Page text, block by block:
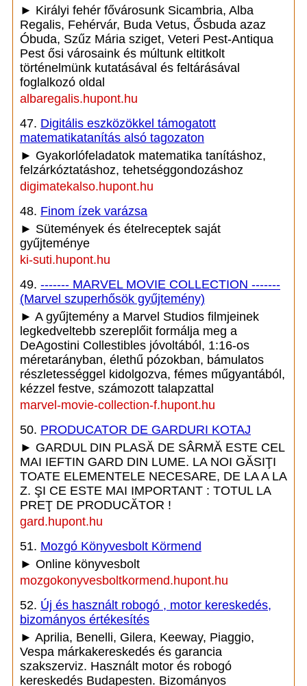
► Királyi fehér fővárosunk Sicambria, Alba
Regalis, Fehérvár, Buda Vetus, Ősbuda azaz
Óbuda, Szűz Mária sziget, Veteri Pest-Antiqua
Pest ősi városaink és múltunk eltitkolt
történelmünk kutatásával és feltárásával
foglalkozó oldal
albaregalis.hupont.hu
47. Digitális eszközökkel támogatott
matematikatanítás alsó tagozaton
► Gyakorlófeladatok matematika tanításhoz,
felzárkóztatáshoz, tehetséggondozáshoz
digimatekalso.hupont.hu
48. Finom ízek varázsa
► Sütemények és ételreceptek saját
gyűjteménye
ki-suti.hupont.hu
49. ------- MARVEL MOVIE COLLECTION -------
(Marvel szuperhősök gyűjtemény)
► A gyűjtemény a Marvel Studios filmjeinek
legkedveltebb szereplőit formálja meg a
DeAgostini Collestibles jóvoltából, 1:16-os
méretarányban, élethű pózokban, bámulatos
részletességgel kidolgozva, fémes műgyantából,
kézzel festve, számozott talapzattal
marvel-movie-collection-f.hupont.hu
50. PRODUCATOR DE GARDURI KOTAJ
► GARDUL DIN PLASĂ DE SÂRMĂ ESTE CEL
MAI IEFTIN GARD DIN LUME. LA NOI GĂSIŢI
TOATE ELEMENTELE NECESARE, DE LA A LA
Z. ŞI CE ESTE MAI IMPORTANT : TOTUL LA
PREŢ DE PRODUCĂTOR !
gard.hupont.hu
51. Mozgó Könyvesbolt Körmend
► Online könyvesbolt
mozgokonyvesboltkormend.hupont.hu
52. Új és használt robogó , motor kereskedés,
bizományos értékesítés
► Aprilia, Benelli, Gilera, Keeway, Piaggio,
Vespa márkakereskedés és garancia
szakszerviz. Használt motor és robogó
kereskedés Budapesten. Bizományos